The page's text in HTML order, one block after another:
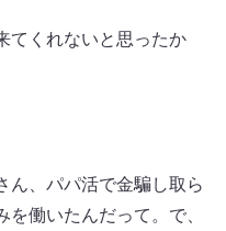
てくれないと思ったか
ん、パパ活で金騙し取ら
働いたんだって。で、